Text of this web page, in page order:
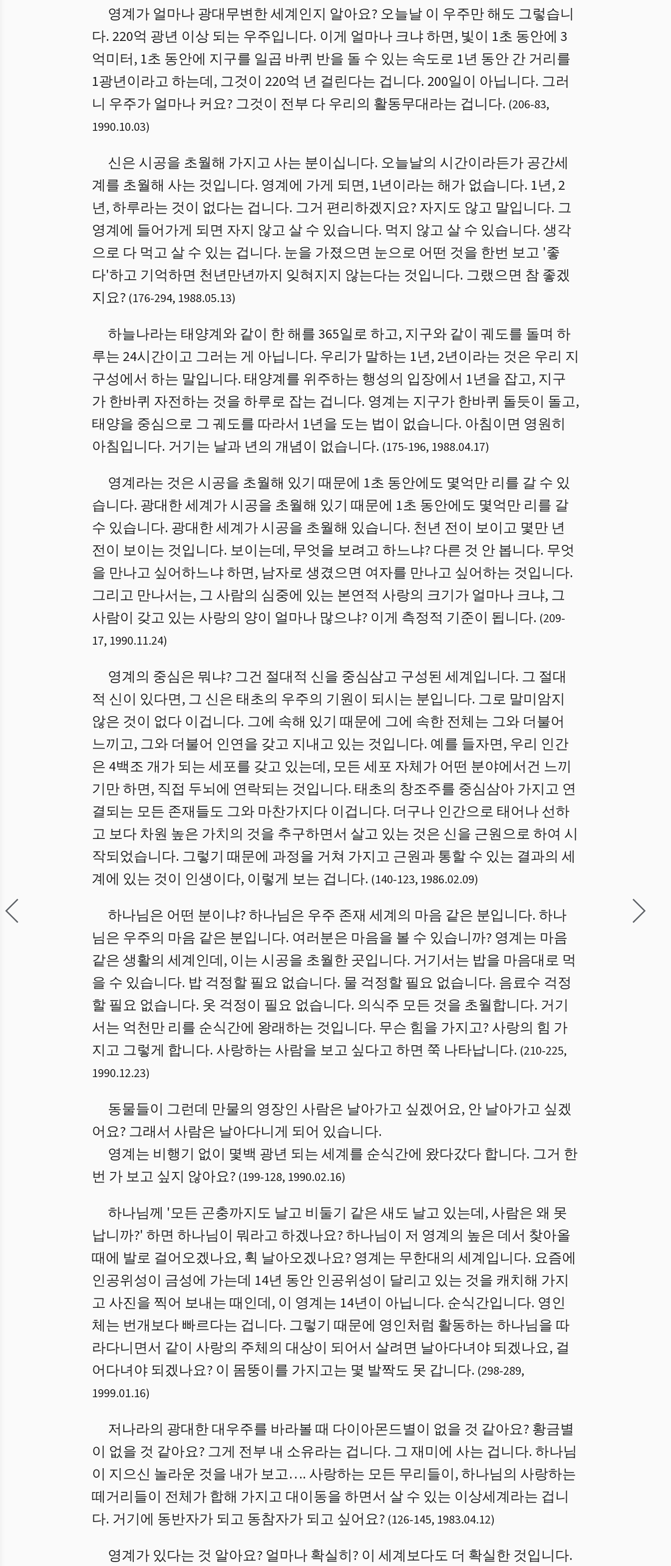
영계가 얼마나 광대무변한 세계인지 알아요? 오늘날 이 우주만 해도 그렇습니
다. 220억 광년 이상 되는 우주입니다. 이게 얼마나 크냐 하면, 빛이 1초 동안에 3
억미터, 1초 동안에 지구를 일곱 바퀴 반을 돌 수 있는 속도로 1년 동안 간 거리를
1광년이라고 하는데, 그것이 220억 년 걸린다는 겁니다. 200일이 아닙니다. 그러
니 우주가 얼마나 커요? 그것이 전부 다 우리의 활동무대라는 겁니다. (206-83,
1990.10.03)
신은 시공을 초월해 가지고 사는 분이십니다. 오늘날의 시간이라든가 공간세
계를 초월해 사는 것입니다. 영계에 가게 되면, 1년이라는 해가 없습니다. 1년, 2
년, 하루라는 것이 없다는 겁니다. 그거 편리하겠지요? 자지도 않고 말입니다. 그
영계에 들어가게 되면 자지 않고 살 수 있습니다. 먹지 않고 살 수 있습니다. 생각
으로 다 먹고 살 수 있는 겁니다. 눈을 가졌으면 눈으로 어떤 것을 한번 보고 '좋
다'하고 기억하면 천년만년까지 잊혀지지 않는다는 것입니다. 그랬으면 참 좋겠
지요? (176-294, 1988.05.13)
하늘나라는 태양계와 같이 한 해를 365일로 하고, 지구와 같이 궤도를 돌며 하
루는 24시간이고 그러는 게 아닙니다. 우리가 말하는 1년, 2년이라는 것은 우리 지
구성에서 하는 말입니다. 태양계를 위주하는 행성의 입장에서 1년을 잡고, 지구
가 한바퀴 자전하는 것을 하루로 잡는 겁니다. 영계는 지구가 한바퀴 돌듯이 돌고,
태양을 중심으로 그 궤도를 따라서 1년을 도는 법이 없습니다. 아침이면 영원히
아침입니다. 거기는 날과 년의 개념이 없습니다. (175-196, 1988.04.17)
영계라는 것은 시공을 초월해 있기 때문에 1초 동안에도 몇억만 리를 갈 수 있
습니다. 광대한 세계가 시공을 초월해 있기 때문에 1초 동안에도 몇억만 리를 갈
수 있습니다. 광대한 세계가 시공을 초월해 있습니다. 천년 전이 보이고 몇만 년
전이 보이는 것입니다. 보이는데, 무엇을 보려고 하느냐? 다른 것 안 봅니다. 무엇
을 만나고 싶어하느냐 하면, 남자로 생겼으면 여자를 만나고 싶어하는 것입니다.
그리고 만나서는, 그 사람의 심중에 있는 본연적 사랑의 크기가 얼마나 크냐, 그
사람이 갖고 있는 사랑의 양이 얼마나 많으냐? 이게 측정적 기준이 됩니다. (209-
17, 1990.11.24)
영계의 중심은 뭐냐? 그건 절대적 신을 중심삼고 구성된 세계입니다. 그 절대
적 신이 있다면, 그 신은 태초의 우주의 기원이 되시는 분입니다. 그로 말미암지
않은 것이 없다 이겁니다. 그에 속해 있기 때문에 그에 속한 전체는 그와 더불어
느끼고, 그와 더불어 인연을 갖고 지내고 있는 것입니다. 예를 들자면, 우리 인간
은 4백조 개가 되는 세포를 갖고 있는데, 모든 세포 자체가 어떤 분야에서건 느끼
기만 하면, 직접 두뇌에 연락되는 것입니다. 태초의 창조주를 중심삼아 가지고 연
결되는 모든 존재들도 그와 마찬가지다 이겁니다. 더구나 인간으로 태어나 선하
고 보다 차원 높은 가치의 것을 추구하면서 살고 있는 것은 신을 근원으로 하여 시
작되었습니다. 그렇기 때문에 과정을 거쳐 가지고 근원과 통할 수 있는 결과의 세
계에 있는 것이 인생이다, 이렇게 보는 겁니다. (140-123, 1986.02.09)
하나님은 어떤 분이냐? 하나님은 우주 존재 세계의 마음 같은 분입니다. 하나
님은 우주의 마음 같은 분입니다. 여러분은 마음을 볼 수 있습니까? 영계는 마음
같은 생활의 세계인데, 이는 시공을 초월한 곳입니다. 거기서는 밥을 마음대로 먹
을 수 있습니다. 밥 걱정할 필요 없습니다. 물 걱정할 필요 없습니다. 음료수 걱정
할 필요 없습니다. 옷 걱정이 필요 없습니다. 의식주 모든 것을 초월합니다. 거기
서는 억천만 리를 순식간에 왕래하는 것입니다. 무슨 힘을 가지고? 사랑의 힘 가
지고 그렇게 합니다. 사랑하는 사람을 보고 싶다고 하면 쭉 나타납니다. (210-225,
1990.12.23)
동물들이 그런데 만물의 영장인 사람은 날아가고 싶겠어요, 안 날아가고 싶겠
어요? 그래서 사람은 날아다니게 되어 있습니다.
영계는 비행기 없이 몇백 광년 되는 세계를 순식간에 왔다갔다 합니다. 그거 한
번 가 보고 싶지 않아요? (199-128, 1990.02.16)
하나님께 '모든 곤충까지도 날고 비둘기 같은 새도 날고 있는데, 사람은 왜 못
납니까?' 하면 하나님이 뭐라고 하겠나요? 하나님이 저 영계의 높은 데서 찾아올
때에 발로 걸어오겠나요, 휙 날아오겠나요? 영계는 무한대의 세계입니다. 요즘에
인공위성이 금성에 가는데 14년 동안 인공위성이 달리고 있는 것을 캐치해 가지
고 사진을 찍어 보내는 때인데, 이 영계는 14년이 아닙니다. 순식간입니다. 영인
체는 번개보다 빠르다는 겁니다. 그렇기 때문에 영인처럼 활동하는 하나님을 따
라다니면서 같이 사랑의 주체의 대상이 되어서 살려면 날아다녀야 되겠나요, 걸
어다녀야 되겠나요? 이 몸뚱이를 가지고는 몇 발짝도 못 갑니다. (298-289,
1999.01.16)
저나라의 광대한 대우주를 바라볼 때 다이아몬드별이 없을 것 같아요? 황금별
이 없을 것 같아요? 그게 전부 내 소유라는 겁니다. 그 재미에 사는 겁니다. 하나님
이 지으신 놀라운 것을 내가 보고…. 사랑하는 모든 무리들이, 하나님의 사랑하는
떼거리들이 전체가 합해 가지고 대이동을 하면서 살 수 있는 이상세계라는 겁니
다. 거기에 동반자가 되고 동참자가 되고 싶어요? (126-145, 1983.04.12)
영계가 있다는 것 알아요? 얼마나 확실히? 이 세계보다도 더 확실한 것입니다.